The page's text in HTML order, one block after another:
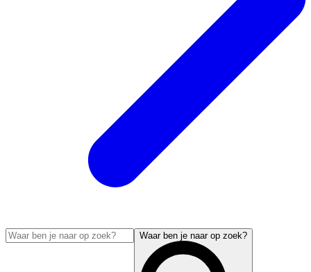
Waar ben je naar op zoek?